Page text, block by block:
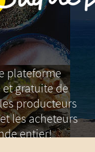
plateforme
gratuite de
producteurs
les acheteurs
entier!